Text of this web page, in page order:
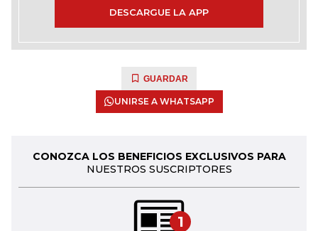
DESCARGUE LA APP
GUARDAR
UNIRSE A WHATSAPP
CONOZCA LOS BENEFICIOS EXCLUSIVOS PARA
NUESTROS SUSCRIPTORES
1